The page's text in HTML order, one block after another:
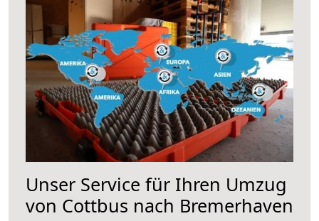
Unser Service für Ihren Umzug
von Cottbus nach Bremerhaven